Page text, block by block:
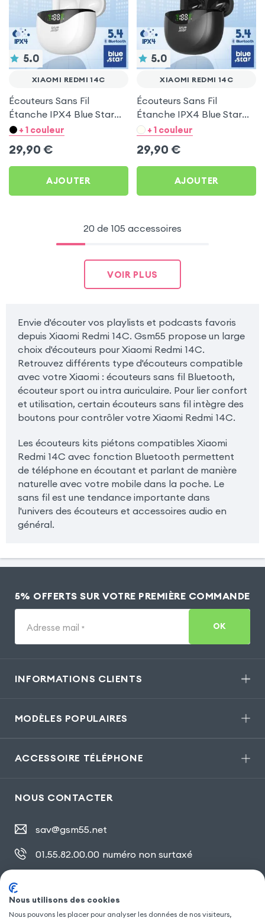
5.0
XIAOMI REDMI 14C
Écouteurs Sans Fil
Étanche IPX4 Blue Star
Blanc pour Xiaomi Redmi
+ 1 couleur
29,90 €
AJOUTER
5.0
XIAOMI REDMI 14C
Écouteurs Sans Fil
Étanche IPX4 Blue Star
Noir pour Xiaomi Redmi
+ 1 couleur
29,90 €
AJOUTER
20 de 105 accessoires
VOIR PLUS
Envie d'écouter vos playlists et podcasts favoris
depuis Xiaomi Redmi 14C. Gsm55 propose un large
choix d'écouteurs pour Xiaomi Redmi 14C.
Retrouvez différents type d'écouteurs compatible
avec votre Xiaomi : écouteurs sans fil Bluetooth,
écouteur sport ou intra auriculaire. Pour lier confort
et utilisation, certain écouteurs sans fil intègre des
boutons pour contrôler votre Xiaomi Redmi 14C.
Les écouteurs kits piétons compatibles Xiaomi
Redmi 14C avec fonction Bluetooth permettent
de téléphone en écoutant et parlant de manière
naturelle avec votre mobile dans la poche. Le
sans fil est une tendance importante dans
l'univers des écouteurs et accessoires audio en
général.
5% OFFERTS SUR VOTRE PREMIÈRE COMMANDE
Adresse mail * OK
INFORMATIONS CLIENTS
MODÈLES POPULAIRES
ACCESSOIRE TÉLÉPHONE
NOUS CONTACTER
sav@gsm55.net
01.55.82.00.00 numéro non surtaxé
Nous utilisons des cookies
Nous pouvons les placer pour analyser les données de nos visiteurs,